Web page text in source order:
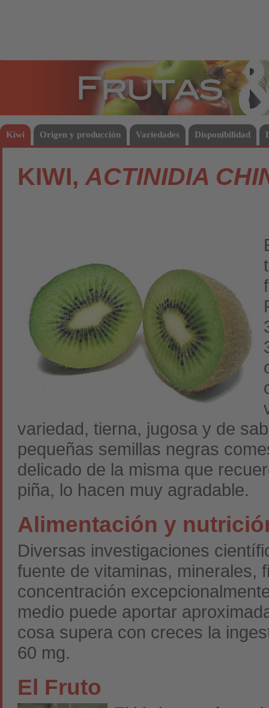
Kiwi Origen y producción Variedades Disponibilidad
KIWI, ACTINIDIA
variedad, tierna, jugosa y de
pequeñas semillas negras
delicado de la misma que
piña, lo hacen muy agradable.
Alimentación y
Diversas investigaciones
fuente de vitaminas, minerales,
concentración
medio puede aportar
cosa supera con creces la
60 mg.
El Fruto